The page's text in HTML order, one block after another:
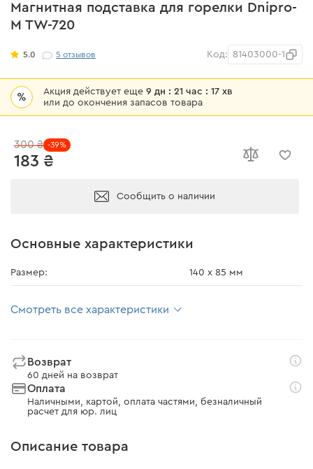
Магнитная подставка для горелки Dnipro-
M TW-720
5.0 5отзывов Код: 81403000-1
% Акция действует еще9 дн : 21 час : 17 хв
или до окончения запасов товара
183 ₴
300 ₴ -39%
Сообщить о наличии
Основные характеристики
Размер: 140 х 85 мм
Смотреть все характеристики
Возврат
60 дней на возврат
Оплата
Наличными, картой, оплата частями, безналичный
расчет для юр. лиц
Описание товара